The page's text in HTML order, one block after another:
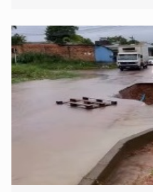
em Candeias, e muito mais